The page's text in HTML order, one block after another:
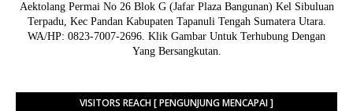
Aektolang Permai No 26 Blok G (Jafar Plaza Bangunan) Kel Sibuluan
Terpadu, Kec Pandan Kabupaten Tapanuli Tengah Sumatera Utara.
WA/HP: 0823-7007-2696. Klik Gambar Untuk Terhubung Dengan
Yang Bersangkutan.
VISITORS REACH [ PENGUNJUNG MENCAPAI ]